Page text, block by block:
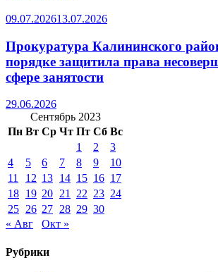
09.07.202613.07.2026
Прокуратура Калининского
порядке защитила права
сфере занятости
29.06.2026
Сентябрь 2023
Пн Вт Ср Чт Пт Сб Вс
1
2
3
4
5 6 7 8 9
10
11
12 13 14 15 16 17
18 19 20 21 22 23 24
25 26 27 28 29 30
« Авг
Окт »
Рубрики